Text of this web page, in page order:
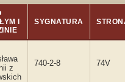
I
SYGNATURA
z
740-2-8 74V